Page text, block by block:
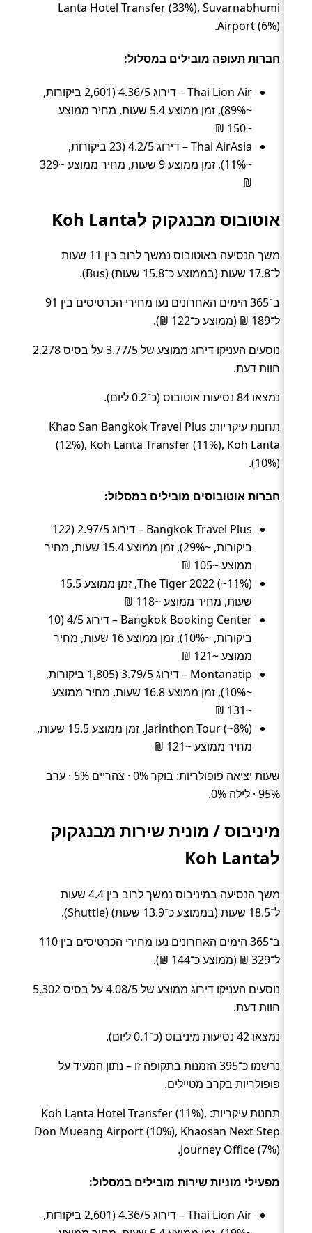
Lanta Hotel Transfer (33%), Suvarnabhumi
Airport (6%).
חברות תעופה מובילים במסלול:
Thai Lion Air – דירוג 4.36/5 (2,601 ביקורות,
~89%), זמן ממוצע 5.4 שעות, מחיר ממוצע
~150 ₪
Thai AirAsia – דירוג 4.2/5 (23 ביקורות,
~11%), זמן ממוצע 9 שעות, מחיר ממוצע ~329
₪
אוטובוס מבנגקוק לKoh Lanta
משך הנסיעה באוטובוס נמשך לרוב בין 11 שעות
ל־17.8 שעות (בממוצע כ־15.8 שעות) (Bus).
ב־365 הימים האחרונים נעו מחירי הכרטיסים בין 91
ל־189 ₪ (ממוצע כ־122 ₪).
נוסעים העניקו דירוג ממוצע של 3.77/5 על בסיס 2,278
חוות דעת.
נמצאו 84 נסיעות אוטובוס (כ־0.2 ליום).
תחנות עיקריות: Khao San Bangkok Travel Plus
(12%), Koh Lanta Transfer (11%), Koh Lanta
(10%).
חברות אוטובוסים מובילים במסלול:
Bangkok Travel Plus – דירוג 2.97/5 (122
ביקורות, ~29%), זמן ממוצע 15.4 שעות, מחיר
ממוצע ~105 ₪
The Tiger 2022 (~11%), זמן ממוצע 15.5
שעות, מחיר ממוצע ~118 ₪
Bangkok Booking Center – דירוג 4/5 (10
ביקורות, ~10%), זמן ממוצע 16 שעות, מחיר
ממוצע ~121 ₪
Montanatip – דירוג 3.79/5 (1,805 ביקורות,
~10%), זמן ממוצע 16.8 שעות, מחיר ממוצע
~131 ₪
Jarinthon Tour (~8%), זמן ממוצע 15.5 שעות,
מחיר ממוצע ~121 ₪
שעות יציאה פופולריות: בוקר 0% · צהריים 5% · ערב
95% · לילה 0%.
מיניבוס / מונית שירות מבנגקוק
לKoh Lanta
משך הנסיעה במיניבוס נמשך לרוב בין 4.4 שעות
ל־18.5 שעות (בממוצע כ־13.9 שעות) (Shuttle).
ב־365 הימים האחרונים נעו מחירי הכרטיסים בין 110
ל־329 ₪ (ממוצע כ־144 ₪).
נוסעים העניקו דירוג ממוצע של 4.08/5 על בסיס 5,302
חוות דעת.
נמצאו 42 נסיעות מיניבוס (כ־0.1 ליום).
נרשמו כ־395 הזמנות בתקופה זו – נתון המעיד על
פופולריות בקרב מטיילים.
תחנות עיקריות: Koh Lanta Hotel Transfer (11%),
Don Mueang Airport (10%), Khaosan Next Step
Journey Office (7%).
מפעילי מוניות שירות מובילים במסלול:
Thai Lion Air – דירוג 4.36/5 (2,601 ביקורות,